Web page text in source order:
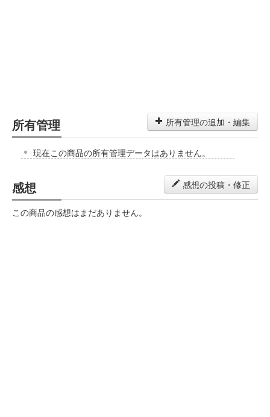
所有管理 所有管理の追加・編集
現在この商品の所有管理データはありません。
感想 感想の投稿・修正
この商品の感想はまだありません。